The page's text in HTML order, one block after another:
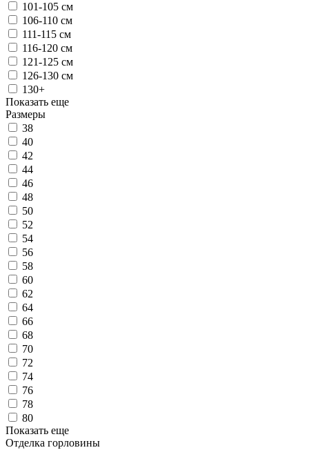
101-105 см
106-110 см
111-115 см
116-120 см
121-125 см
126-130 см
130+
Показать еще
Размеры
38
40
42
44
46
48
50
52
54
56
58
60
62
64
66
68
70
72
74
76
78
80
Показать еще
Отделка горловины